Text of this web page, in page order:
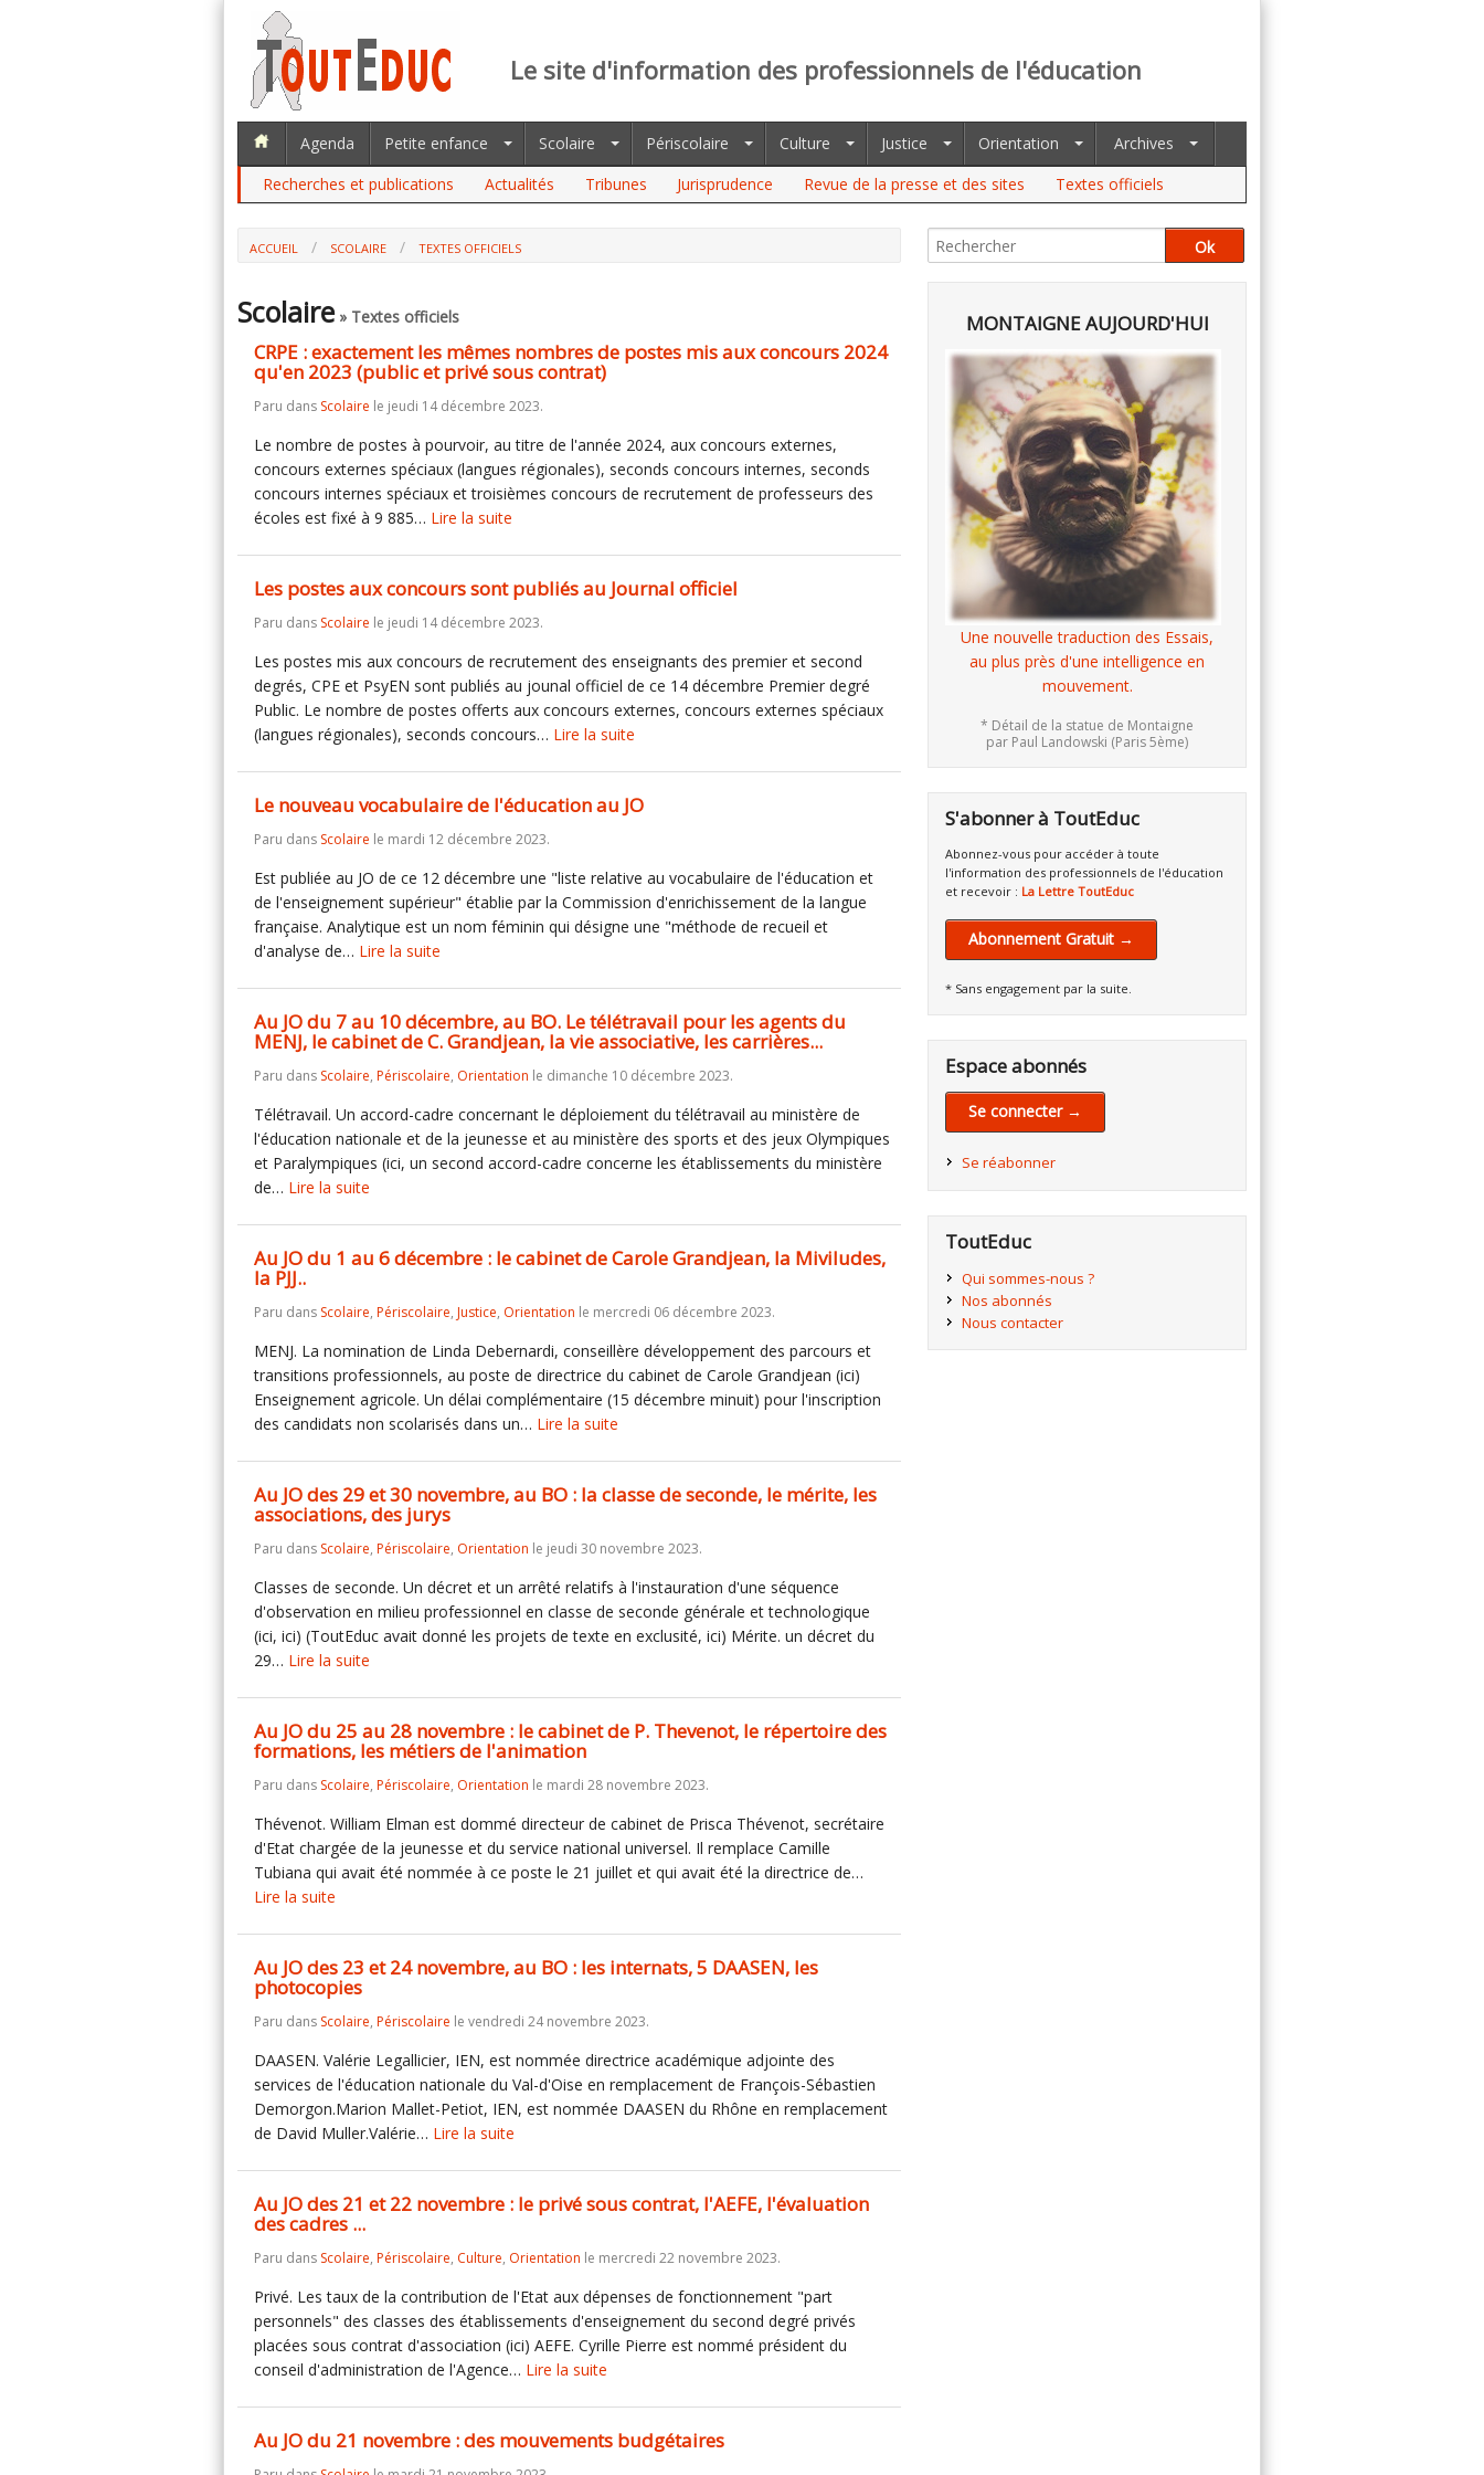
Le site d'information des professionnels de l'éducation
Agenda Petite enfance Scolaire Périscolaire Culture Justice Orientation
Archives
Recherches et publications
Actualités Tribunes Jurisprudence Revue de la presse et des sites Textes officiels
ACCUEIL SCOLAIRE TEXTES OFFICIELS
Scolaire» Textes officiels
CRPE : exactement les mêmes nombres de postes mis aux concours 2024
qu'en 2023 (public et privé sous contrat)
Paru dans Scolaire le jeudi 14 décembre 2023.
Le nombre de postes à pourvoir, au titre de l'année 2024, aux concours externes,
concours externes spéciaux (langues régionales), seconds concours internes, seconds
concours internes spéciaux et troisièmes concours de recrutement de professeurs des
écoles est fixé à 9 885… Lire la suite
Les postes aux concours sont publiés au Journal officiel
Paru dans Scolaire le jeudi 14 décembre 2023.
Les postes mis aux concours de recrutement des enseignants des premier et second
degrés, CPE et PsyEN sont publiés au jounal officiel de ce 14 décembre Premier degré
Public. Le nombre de postes offerts aux concours externes, concours externes spéciaux
(langues régionales), seconds concours… Lire la suite
Le nouveau vocabulaire de l'éducation au JO
Paru dans Scolaire le mardi 12 décembre 2023.
Est publiée au JO de ce 12 décembre une "liste relative au vocabulaire de l'éducation et
de l'enseignement supérieur" établie par la Commission d'enrichissement de la langue
française. Analytique est un nom féminin qui désigne une "méthode de recueil et
d'analyse de… Lire la suite
Au JO du 7 au 10 décembre, au BO. Le télétravail pour les agents du
MENJ, le cabinet de C. Grandjean, la vie associative, les carrières...
Paru dans Scolaire, Périscolaire, Orientation le dimanche 10 décembre 2023.
Télétravail. Un accord-cadre concernant le déploiement du télétravail au ministère de
l'éducation nationale et de la jeunesse et au ministère des sports et des jeux Olympiques
et Paralympiques (ici, un second accord-cadre concerne les établissements du ministère
de… Lire la suite
Au JO du 1 au 6 décembre : le cabinet de Carole Grandjean, la Miviludes,
la PJJ..
Paru dans Scolaire, Périscolaire, Justice, Orientation le mercredi 06 décembre 2023.
MENJ. La nomination de Linda Debernardi, conseillère développement des parcours et
transitions professionnels, au poste de directrice du cabinet de Carole Grandjean (ici)
Enseignement agricole. Un délai complémentaire (15 décembre minuit) pour l'inscription
des candidats non scolarisés dans un… Lire la suite
Au JO des 29 et 30 novembre, au BO : la classe de seconde, le mérite, les
associations, des jurys
Paru dans Scolaire, Périscolaire, Orientation le jeudi 30 novembre 2023.
Classes de seconde. Un décret et un arrêté relatifs à l'instauration d'une séquence
d'observation en milieu professionnel en classe de seconde générale et technologique
(ici, ici) (ToutEduc avait donné les projets de texte en exclusité, ici) Mérite. un décret du
29… Lire la suite
Au JO du 25 au 28 novembre : le cabinet de P. Thevenot, le répertoire des
formations, les métiers de l'animation
Paru dans Scolaire, Périscolaire, Orientation le mardi 28 novembre 2023.
Thévenot. William Elman est dommé directeur de cabinet de Prisca Thévenot, secrétaire
d'Etat chargée de la jeunesse et du service national universel. Il remplace Camille
Tubiana qui avait été nommée à ce poste le 21 juillet et qui avait été la directrice de…
Lire la suite
Au JO des 23 et 24 novembre, au BO : les internats, 5 DAASEN, les
photocopies
Paru dans Scolaire, Périscolaire le vendredi 24 novembre 2023.
DAASEN. Valérie Legallicier, IEN, est nommée directrice académique adjointe des
services de l'éducation nationale du Val-d'Oise en remplacement de François-Sébastien
Demorgon.Marion Mallet-Petiot, IEN, est nommée DAASEN du Rhône en remplacement
de David Muller.Valérie… Lire la suite
Au JO des 21 et 22 novembre : le privé sous contrat, l'AEFE, l'évaluation
des cadres ...
Paru dans Scolaire, Périscolaire, Culture, Orientation le mercredi 22 novembre 2023.
Privé. Les taux de la contribution de l'Etat aux dépenses de fonctionnement "part
personnels" des classes des établissements d'enseignement du second degré privés
placées sous contrat d'association (ici) AEFE. Cyrille Pierre est nommé président du
conseil d'administration de l'Agence… Lire la suite
Au JO du 21 novembre : des mouvements budgétaires
MONTAIGNE AUJOURD'HUI
Une nouvelle traduction des Essais,
au plus près d'une intelligence en
mouvement.
* Détail de la statue de Montaigne
par Paul Landowski (Paris 5ème)
S'abonner à ToutEduc
Abonnez-vous pour accéder à toute
l'information des professionnels de l'éducation
et recevoir : La Lettre ToutEduc
Abonnement Gratuit →
* Sans engagement par la suite.
Espace abonnés
Se connecter →
Se réabonner
ToutEduc
Qui sommes-nous ?
Nos abonnés
Nous contacter